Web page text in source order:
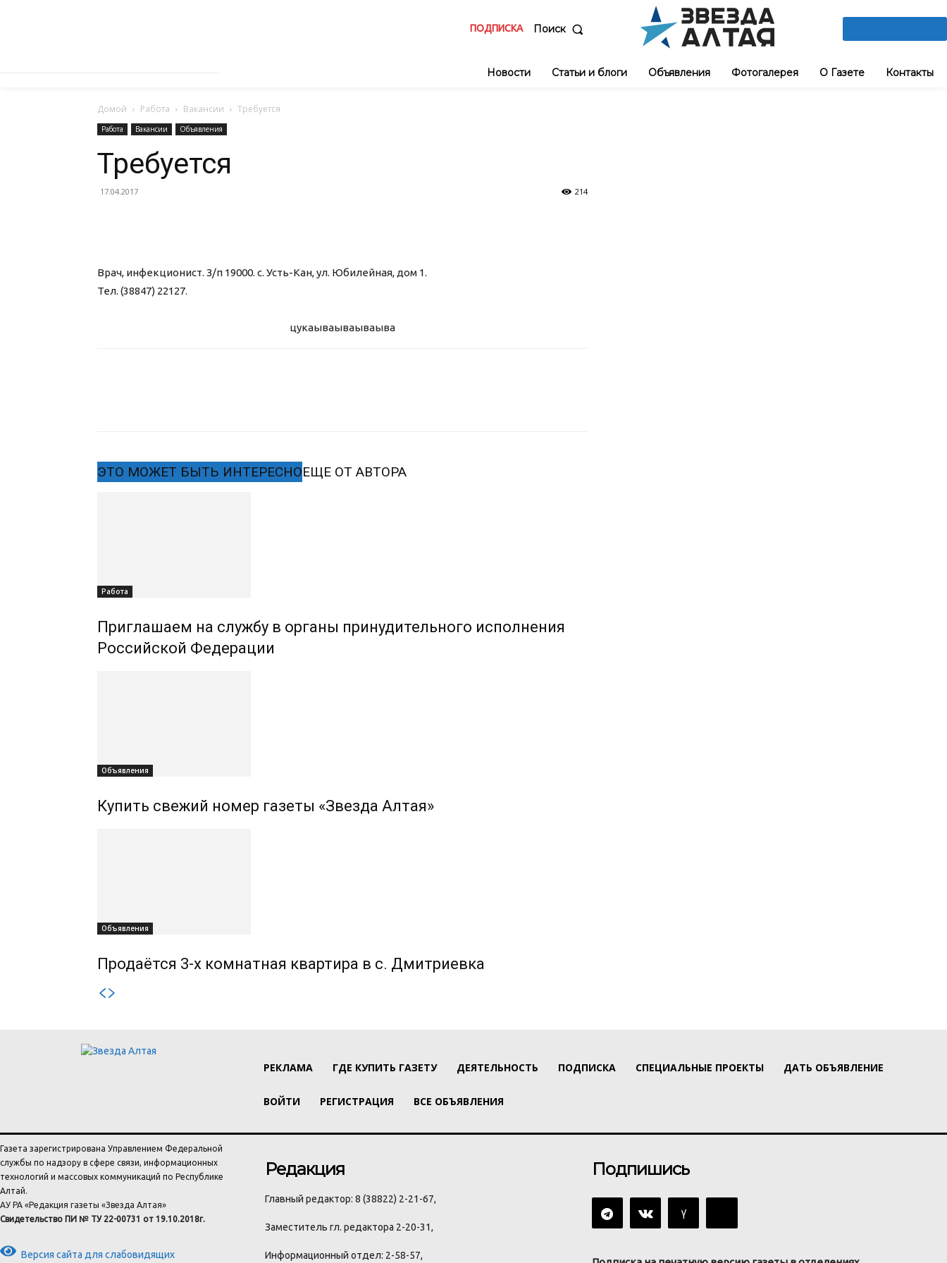
ПОДПИСКА Поиск
Новости Статьи и блоги Объявления Фотогалерея О Газете Контакты
Домой Работа Вакансии Требуется
Работа Вакансии Объявления
Требуется
17.04.2017 214
Врач, инфекционист. З/п 19000. с. Усть-Кан, ул. Юбилейная, дом 1.
Тел. (38847) 22127.
цукаываываываыва
ЭТО МОЖЕТ БЫТЬ ИНТЕРЕСНОЕЩЕ ОТ АВТОРА
Работа
Приглашаем на службу в органы принудительного исполнения
Российской Федерации
Объявления
Купить свежий номер газеты «Звезда Алтая»
Объявления
Продаётся 3-х комнатная квартира в с. Дмитриевка
РЕКЛАМА ГДЕ КУПИТЬ ГАЗЕТУ ДЕЯТЕЛЬНОСТЬ ПОДПИСКА СПЕЦИАЛЬНЫЕ ПРОЕКТЫ ДАТЬ ОБЪЯВЛЕНИЕ
ВОЙТИ РЕГИСТРАЦИЯ ВСЕ ОБЪЯВЛЕНИЯ
Газета зарегистрирована Управлением Федеральной
службы по надзору в сфере связи, информационных
технологий и массовых коммуникаций по Республике
Алтай.
АУ РА «Редакция газеты «Звезда Алтая»
Свидетельство ПИ № ТУ 22-00731 от 19.10.2018г.
Версия сайта для слабовидящих
Редакция
Главный редактор: 8 (38822) 2-21-67,
Заместитель гл. редактора 2-20-31,
Информационный отдел: 2-58-57,
Подпишись